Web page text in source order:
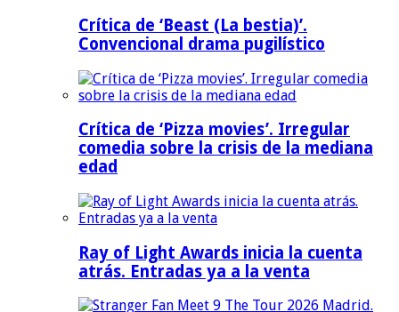
Crítica de ‘Beast (La bestia)’.
Convencional drama pugilístico
Crítica de ‘Pizza movies’. Irregular
comedia sobre la crisis de la mediana
edad
Ray of Light Awards inicia la cuenta
atrás. Entradas ya a la venta